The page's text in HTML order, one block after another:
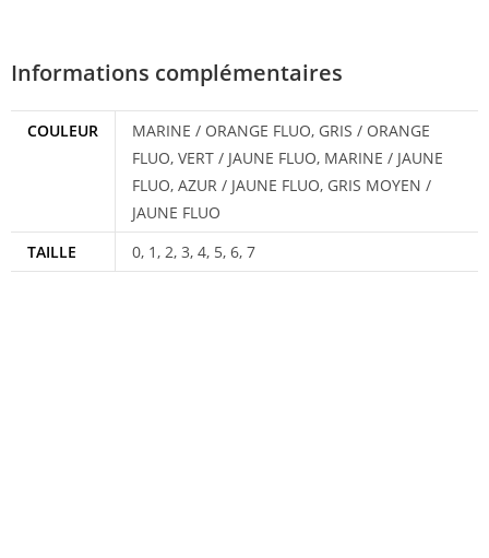
Informations complémentaires
COULEUR
MARINE / ORANGE FLUO, GRIS / ORANGE
FLUO, VERT / JAUNE FLUO, MARINE / JAUNE
FLUO, AZUR / JAUNE FLUO, GRIS MOYEN /
JAUNE FLUO
TAILLE
0, 1, 2, 3, 4, 5, 6, 7